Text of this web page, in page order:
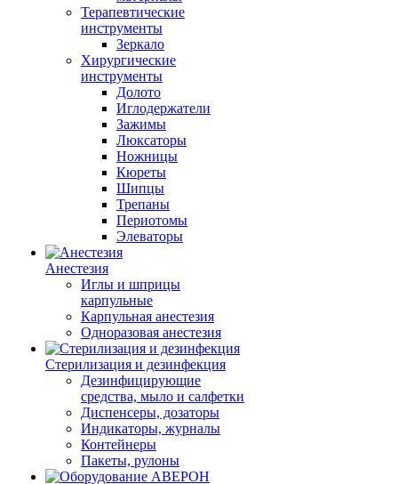
Терапевтические
инструменты
Зеркало
Хирургические
инструменты
Долото
Иглодержатели
Зажимы
Люксаторы
Ножницы
Кюреты
Шипцы
Трепаны
Периотомы
Элеваторы
Анестезия
Иглы и шприцы
карпульные
Карпульная анестезия
Одноразовая анестезия
Стерилизация и дезинфекция
Дезинфицирующие
средства, мыло и салфетки
Диспенсеры, дозаторы
Индикаторы, журналы
Контейнеры
Пакеты, рулоны